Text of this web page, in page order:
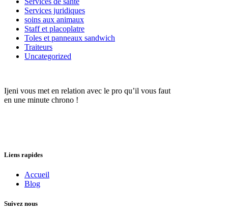
Services juridiques
soins aux animaux
Staff et placoplatre
Toles et panneaux sandwich
Traiteurs
Uncategorized
Ijeni vous met en relation avec le pro qu’il vous faut
en une minute chrono !
Liens rapides
Accueil
Blog
Suivez nous